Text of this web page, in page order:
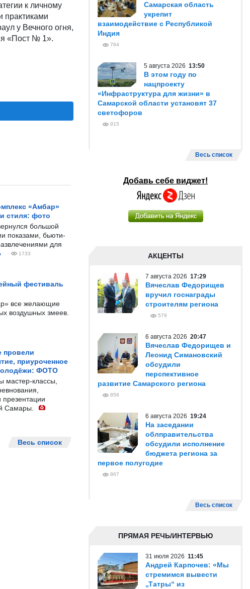
к личному
практиками
у Вечного огня,
«Пост № 1».
«Амбар»
стиля: фото
большой
показами, бьюти-
для
1733
фестиваль
все желающие
воздушных змеев.
провели
приуроченное
ФОТО
мастер-классы,
презентации
Самары.
Весь список
Самарская область
укрепит
взаимодействие с Республикой
Индия
764
5 августа 2026 13:50
В этом году по
нацпроекту
«Инфраструктура для жизни» в
Самарской области установят 37
светофоров
915
Весь список
Добавь себе виджет!
АКЦЕНТЫ
7 августа 2026 17:29
Вячеслав Федорищев
вручил госнаграды
строителям региона
579
6 августа 2026 20:47
Вячеслав Федорищев и
Леонид Симановский
обсудили
перспективное
развитие Самарского региона
856
6 августа 2026 19:24
На заседании
облправительства
обсудили исполнение
бюджета региона за
первое полугодие
867
Весь список
ПРЯМАЯ РЕЧЬ/ИНТЕРВЬЮ
31 июля 2026 11:45
Андрей Карпочев: «Мы
стремимся вывести
„Татры“ из